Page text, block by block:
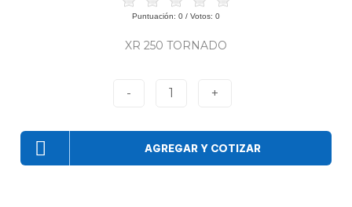
Puntuación: 0 / Votos: 0
XR 250 TORNADO
- 1 +
AGREGAR Y COTIZAR